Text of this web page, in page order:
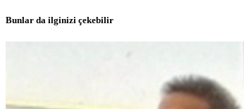
Bunlar da ilginizi çekebilir